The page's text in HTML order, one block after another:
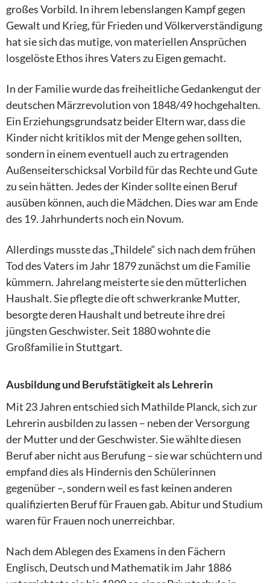
großes Vorbild. In ihrem lebenslangen Kampf gegen
Gewalt und Krieg, für Frieden und Völkerverständigung
hat sie sich das mutige, von materiellen Ansprüchen
losgelöste Ethos ihres Vaters zu Eigen gemacht.
In der Familie wurde das freiheitliche Gedankengut der
deutschen Märzrevolution von 1848/49 hochgehalten.
Ein Erziehungsgrundsatz beider Eltern war, dass die
Kinder nicht kritiklos mit der Menge gehen sollten,
sondern in einem eventuell auch zu ertragenden
Außenseiterschicksal Vorbild für das Rechte und Gute
zu sein hätten. Jedes der Kinder sollte einen Beruf
ausüben können, auch die Mädchen. Dies war am Ende
des 19. Jahrhunderts noch ein Novum.
Allerdings musste das „Thildele“ sich nach dem frühen
Tod des Vaters im Jahr 1879 zunächst um die Familie
kümmern. Jahrelang meisterte sie den mütterlichen
Haushalt. Sie pflegte die oft schwerkranke Mutter,
besorgte deren Haushalt und betreute ihre drei
jüngsten Geschwister. Seit 1880 wohnte die
Großfamilie in Stuttgart.
Ausbildung und Berufstätigkeit als Lehrerin
Mit 23 Jahren entschied sich Mathilde Planck, sich zur
Lehrerin ausbilden zu lassen – neben der Versorgung
der Mutter und der Geschwister. Sie wählte diesen
Beruf aber nicht aus Berufung – sie war schüchtern und
empfand dies als Hindernis den Schülerinnen
gegenüber –, sondern weil es fast keinen anderen
qualifizierten Beruf für Frauen gab. Abitur und Studium
waren für Frauen noch unerreichbar.
Nach dem Ablegen des Examens in den Fächern
Englisch, Deutsch und Mathematik im Jahr 1886